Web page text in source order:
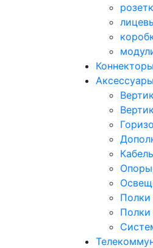
Полки